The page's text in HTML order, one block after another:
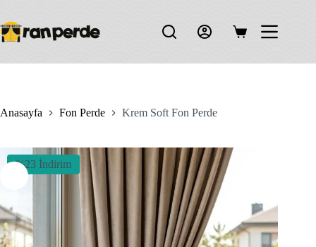
content
Shopping
Anasayfa Fon Perde Krem Soft Fon Perde
%23 İndirim